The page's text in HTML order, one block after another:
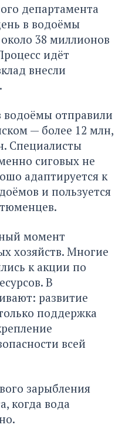
департамента
в водоёмы
38 миллионов
идёт
внесли
водоёмы отправили
— более 12 млн,
Специалисты
сиговых не
адаптируется к
и пользуется
момент
хозяйств. Многие
к акции по
В
развитие
поддержка
всей
зарыбления
когда вода